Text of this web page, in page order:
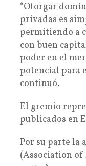
“Otorgar
privadas es
permitiendo a
con buen
poder en el
potencial para
continuó.
El gremio
publicados en
Por su parte la
(Association